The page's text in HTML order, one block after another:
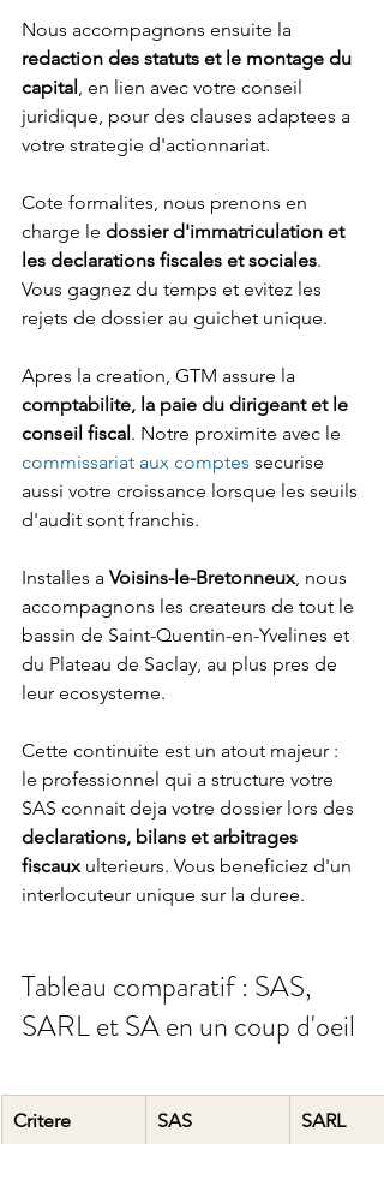
Nous accompagnons ensuite la
redaction des statuts et le montage du
capital , en lien avec votre conseil
juridique, pour des clauses adaptees a
votre strategie d'actionnariat.
Cote formalites, nous prenons en
charge le dossier d'immatriculation et
les declarations fiscales et sociales.
Vous gagnez du temps et evitez les
rejets de dossier au guichet unique.
Apres la creation, GTM assure la
comptabilite, la paie du dirigeant et le
conseil fiscal . Notre proximite avec le
commissariat aux comptes securise
aussi votre croissance lorsque les seuils
d'audit sont franchis.
Installes a Voisins-le-Bretonneux, nous
accompagnons les createurs de tout le
bassin de Saint-Quentin-en-Yvelines et
du Plateau de Saclay, au plus pres de
leur ecosysteme.
Cette continuite est un atout majeur :
le professionnel qui a structure votre
SAS connait deja votre dossier lors des
declarations, bilans et arbitrages
fiscaux ulterieurs. Vous beneficiez d'un
interlocuteur unique sur la duree.
Tableau comparatif : SAS,
SARL et SA en un coup d'oeil
Critere SAS SARL